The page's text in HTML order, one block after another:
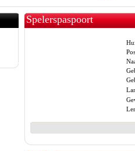
Spelerspaspoort